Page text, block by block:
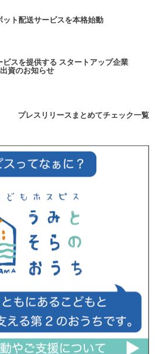
ト配送サービスを本格始動
スを提供する スタートアップ企業
資のお知らせ
プレスリリースまとめてチェック一覧